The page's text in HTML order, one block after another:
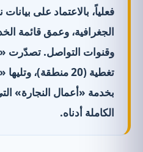
فعلياً، بالاعتماد على
الجغرافية، وعمق قائمة
وقنوات التواصل. تصدّرت
تغطية (20 منطقة)،
بخدمة «أعمال النجارة»
الكاملة أدناه.